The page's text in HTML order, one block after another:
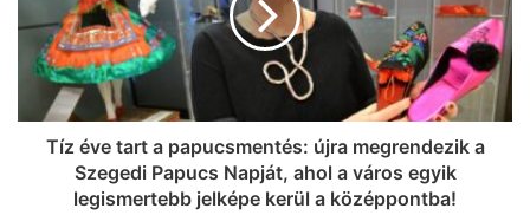
Tíz éve tart a papucsmentés: újra megrendezik a
Szegedi Papucs Napját, ahol a város egyik
legismertebb jelképe kerül a középpontba!